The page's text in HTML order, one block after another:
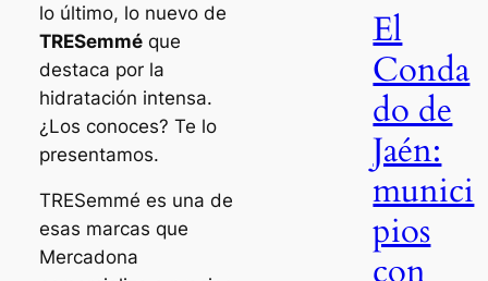
lo último, lo nuevo de
TRESemméque
destaca por la
hidratación intensa.
¿Los conoces? Te lo
presentamos.
TRESemmé es una de
esas marcas que
Mercadona
El
Conda
do de
Jaén:
munici
pios
con